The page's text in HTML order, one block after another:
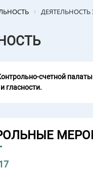
счетной
гласности.